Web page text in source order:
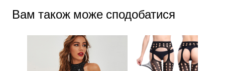
Вам також може сподобатися